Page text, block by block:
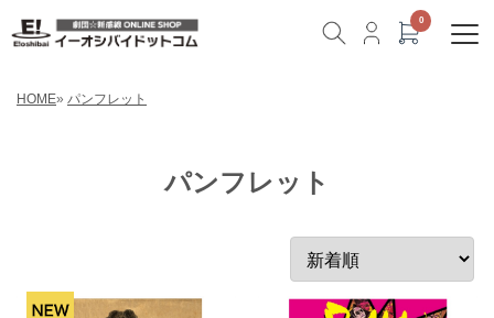
HOME» パンフレット
パンフレット